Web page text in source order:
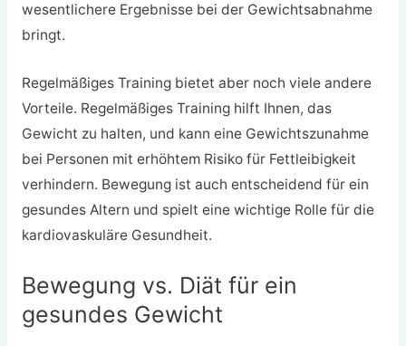
wesentlichere Ergebnisse bei der Gewichtsabnahme
bringt.
Regelmäßiges Training bietet aber noch viele andere
Vorteile. Regelmäßiges Training hilft Ihnen, das
Gewicht zu halten, und kann eine Gewichtszunahme
bei Personen mit erhöhtem Risiko für Fettleibigkeit
verhindern. Bewegung ist auch entscheidend für ein
gesundes Altern und spielt eine wichtige Rolle für die
kardiovaskuläre Gesundheit.
Bewegung vs. Diät für ein
gesundes Gewicht